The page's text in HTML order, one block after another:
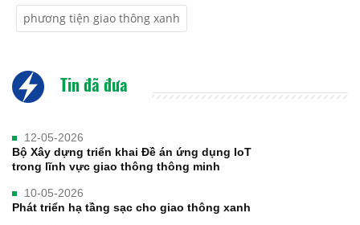
phương tiện giao thông xanh
Tin đã đưa
12-05-2026
Bộ Xây dựng triển khai Đề án ứng dụng IoT
trong lĩnh vực giao thông thông minh
10-05-2026
Phát triển hạ tầng sạc cho giao thông xanh